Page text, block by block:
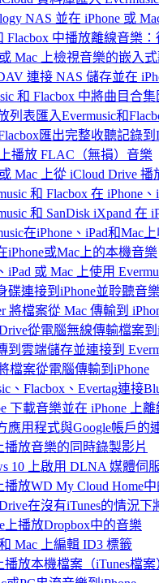
NAS 並在 iPhone 或
Flacbox 中播放離線音樂
Mac 上檢視音樂的嵌入
連接 NAS 儲存並在
和 Flacbox 中將曲目合
列表匯入Evermusic和
匯出完整收聽記錄到
播放 FLAC（無損）音樂
Mac 上從 iCloud Drive 播
和 Flacbox 在 iPhone
和 SanDisk iXpand 在
在iPhone、iPad和Mac
iPhone或Mac上的本機音樂
iPad 或 Mac 上使用
碟連接到iPhone並聆聽音
將檔案從 Mac 傳輸到
從電腦無線傳輸檔案到
到雲端儲存並連接到
檔案從電腦傳輸到iPhone
、Flacbox、Evertag連接
下載音樂並在 iPhone 上
應用程式與Google帳戶的
播放音樂的同時錄製影片
10 上啟用 DLNA 媒體伺
播放WD My Cloud Home
在沒有iTunes的情況
上播放Dropbox中的音樂
Mac 上編輯 ID3 標籤
放本機檔案（iTunes檔案